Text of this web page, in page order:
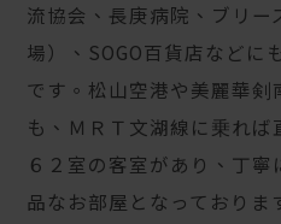
流協会、長庚病院、ブリー
場）、SOGO百貨店などに
です。松山空港や美麗華剣
も、ＭＲＴ文湖線に乗れ
６２室の客室があり、丁
品なお部屋となっておりま